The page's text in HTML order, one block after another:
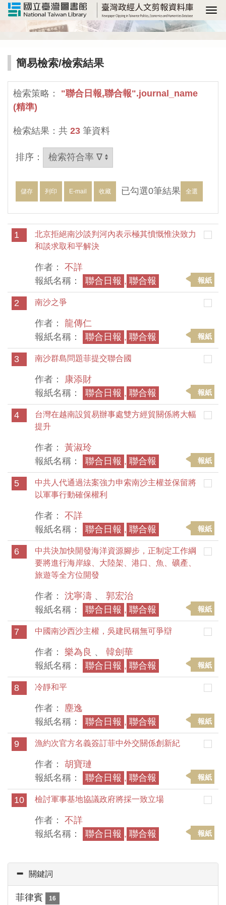
選
簡易檢索/檢索結果
檢索策略：
"聯合日報,聯合報".journal_name
(精準)
檢索結果：共 23 筆資料
排序：
儲存 列印 E-mail 收藏 已勾選0筆結果 全選
1
北京拒絕南沙談判河內表示極其憤慨惟決致力
和談求取和平解決
作者： 不詳
報紙名稱：
聯合日報 , 聯合報 報紙
2 南沙之爭
作者： 龍傳仁
報紙名稱：
聯合日報 , 聯合報 報紙
3 南沙群島問題菲提交聯合國
作者： 康添財
報紙名稱：
聯合日報 , 聯合報 報紙
4
台灣在越南設貿易辦事處雙方經貿關係將大幅
提升
作者： 黃淑玲
報紙名稱：
聯合日報 , 聯合報 報紙
5
中共人代通過法案強力申索南沙主權並保留將
以軍事行動確保權利
作者： 不詳
報紙名稱：
聯合日報 , 聯合報 報紙
6
中共決加快開發海洋資源腳步，正制定工作綱
要將進行海岸線、大陸架、港口、魚、礦產、
旅遊等全方位開發
作者： 沈寧濤 、 郭宏治
報紙名稱：
聯合日報 , 聯合報 報紙
7 中國南沙西沙主權，吳建民稱無可爭辯
作者： 樂為良 、 韓劍華
報紙名稱：
聯合日報 , 聯合報 報紙
8 冷靜和平
作者： 塵逸
報紙名稱：
聯合日報 , 聯合報 報紙
9 漁約次官方名義簽訂菲中外交關係創新紀
作者： 胡寶璉
報紙名稱：
聯合日報 , 聯合報 報紙
10 檢討軍事基地協議政府將採一致立場
作者： 不詳
報紙名稱：
聯合日報 , 聯合報 報紙
關鍵詞
菲律賓 16